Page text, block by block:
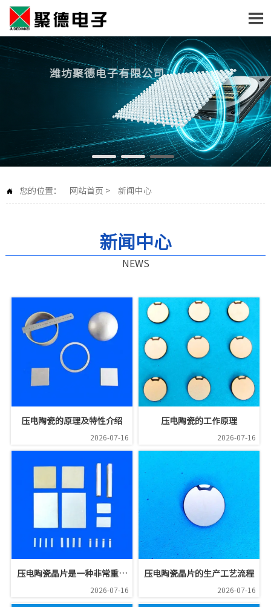

潍坊聚德电子有限公司
 您的位置： 网站首页 > 新闻中心
新闻中心
NEWS
压电陶瓷的原理及特性介绍
2026-07-16
压电陶瓷的工作原理
2026-07-16
压电陶瓷晶片是一种非常重要
2026-07-16
压电陶瓷晶片的生产工艺流程
2026-07-16